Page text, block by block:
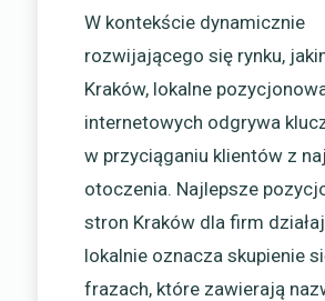
W kontekście dynamicznie
rozwijającego się rynku,
Kraków, lokalne
internetowych odgrywa
w przyciąganiu klientów z
otoczenia. Najlepsze
stron Kraków dla firm
lokalnie oznacza skupienie
frazach, które zawierają